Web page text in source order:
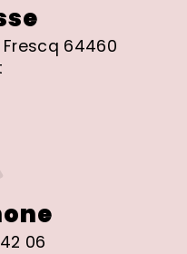
64460
06